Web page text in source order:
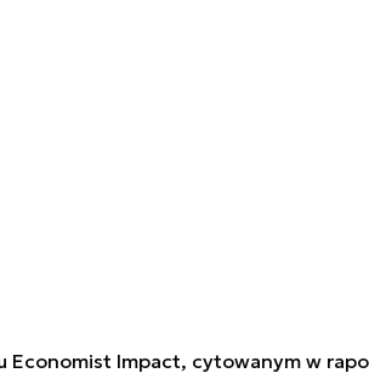
Economist Impact, cytowanym w